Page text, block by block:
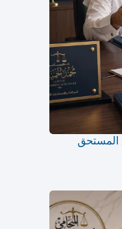
المستحق